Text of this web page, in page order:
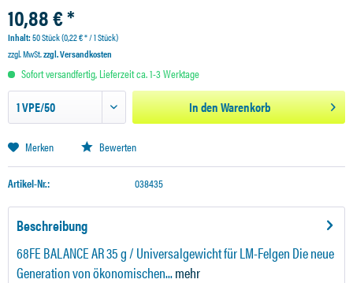
10,88 € *
Inhalt:50 Stück (0,22 € * / 1 Stück)
zzgl. MwSt.zzgl. Versandkosten
Sofort versandfertig, Lieferzeit ca. 1-3 Werktage
In denWarenkorb
Merken Bewerten
Artikel-Nr.: 038435
Beschreibung
68FE BALANCE AR 35 g / Universalgewicht für LM-Felgen Die neue
Generation von ökonomischen...mehr